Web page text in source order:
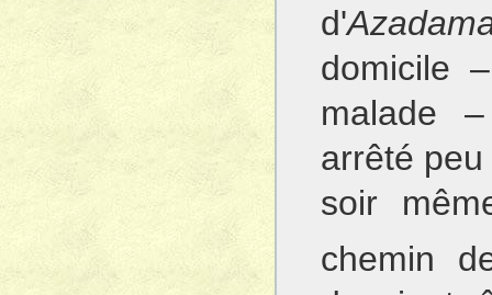
d'
domicile
malade
arrêté
soir
chemin